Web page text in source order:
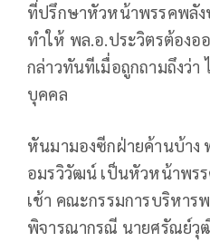
ที่ปรึกษาหัวหน้าพรรคพลัง
ทำให้ พล.อ.ประวิตรต้องอ
กล่าวทันทีเมื่อถูกถามถึงว่า
บุคคล
หันมามองซีกฝ่ายค้านบ้าง
อมรวิวัฒน์ เป็นหัวหน้าพร
เช้า คณะกรรมการบริหาร
พิจารณากรณี นายศรัณย์วุ